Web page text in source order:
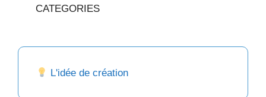
CATEGORIES
L'idée de création